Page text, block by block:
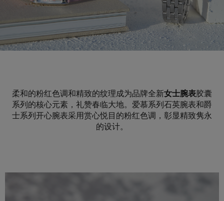
柔和的粉红色调和精致的纹理成为品牌全新女士腕表胶囊
系列的核心元素，礼赞春临大地。爱慕系列石英腕表和爵
士系列开心腕表采用赏心悦目的粉红色调，彰显精致隽永
的设计。